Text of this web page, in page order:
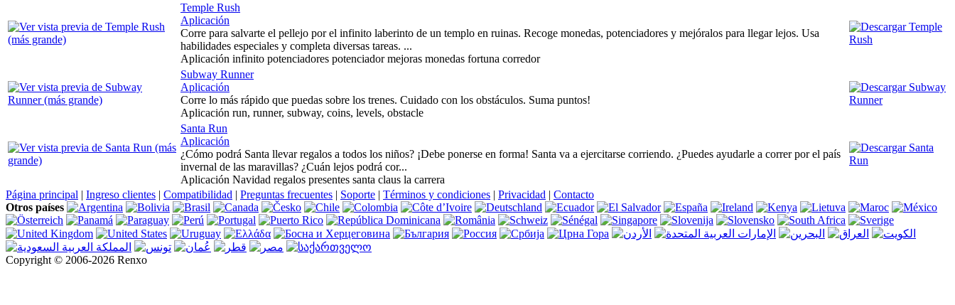
Temple Rush
Aplicación
Corre para salvarte el pellejo por el infinito laberinto de un templo en ruinas. Recoge monedas, potenciadores y mejóralos para llegar lejos. Usa
habilidades especiales y completa diversas tareas. ...
Aplicación infinito potenciadores potenciador mejoras monedas fortuna corredor
Subway Runner
Aplicación
Corre lo más rápido que puedas sobre los trenes. Cuidado con los obstáculos. Suma puntos!
Aplicación run, runner, subway, coins, levels, obstacle
Santa Run
Aplicación
¿Cómo podrá Santa llevar regalos a todos los niños? ¡Debe ponerse en forma! Santa va a ejercitarse corriendo. ¿Puedes ayudarle a correr por el país
invernal de las maravillas? ¿Cuán lejos podrá cor...
Aplicación Navidad regalos presentes santa claus la carrera
Página principal | Ingreso clientes | Compatibilidad | Preguntas frecuentes | Soporte | Términos y condiciones | Privacidad | Contacto
Otros países
Copyright © 2006-2026 Renxo